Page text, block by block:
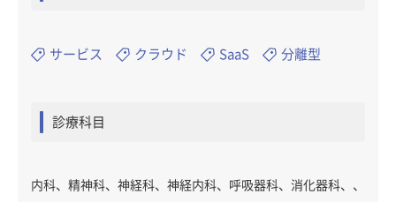
サービス クラウド SaaS 分離型
診療科目
内科、精神科、神経科、神経内科、呼吸器科、消化器科、、